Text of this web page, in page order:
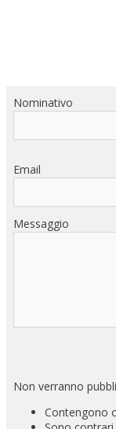
Nominativo
Email
Messaggio
Non verranno
Contengono